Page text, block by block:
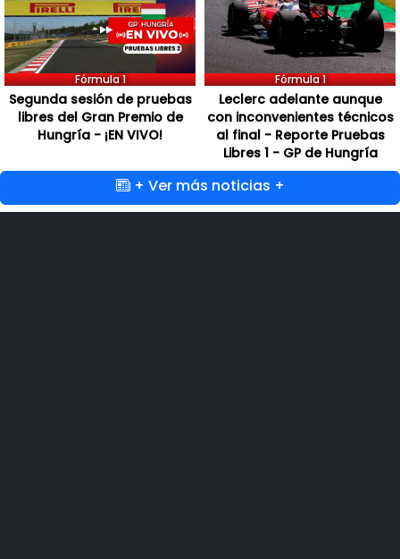
Fórmula 1
Segunda sesión de pruebas
libres del Gran Premio de
Hungría - ¡EN VIVO!
Fórmula 1
Leclerc adelante aunque
con inconvenientes técnicos
al final - Reporte Pruebas
Libres 1 - GP de Hungría
+ Ver más noticias +